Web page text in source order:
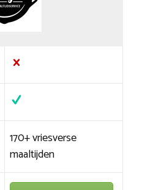
170+ vriesverse
maaltijden